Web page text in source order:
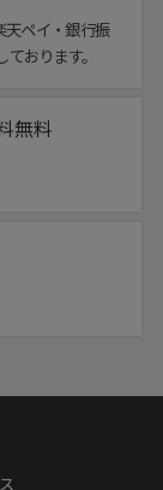
天ペイ・銀行振
おります。
無料